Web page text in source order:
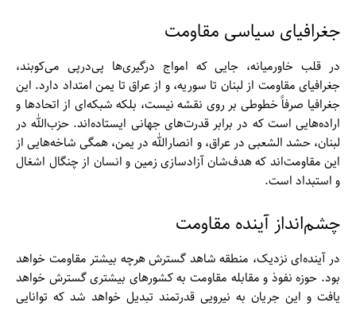
جغرافیای سیاسی مقاومت
در قلب خاورمیانه، جایی که امواج درگیری‌ها پی‌درپی می‌کوبند،
جغرافیای مقاومت از لبنان تا سوریه، و از عراق تا یمن امتداد دارد. این
جغرافیا صرفاً خطوطی بر روی نقشه نیست، بلکه شبکه‌ای از اتحادها و
اراده‌هایی است که در برابر قدرت‌های جهانی ایستاده‌اند. حزب‌الله در
لبنان، حشد الشعبی در عراق، و انصارالله در یمن، همگی شاخه‌هایی از
این مقاومت‌اند که هدف‌شان آزادسازی زمین و انسان از چنگال اشغال
و استبداد است.
چشم‌انداز آینده مقاومت
در آینده‌ای نزدیک، منطقه شاهد گسترش هرچه بیشتر مقاومت خواهد
بود. حوزه نفوذ و مقابله مقاومت به کشورهای بیشتری گسترش خواهد
یافت و این جریان به نیرویی قدرتمند تبدیل خواهد شد که توانایی